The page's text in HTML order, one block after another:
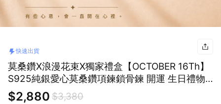
快速出貨
莫桑鑽X浪漫花束X獨家禮盒【OCTOBER 16Th】
S925純銀愛心莫桑鑽項鍊鎖骨鍊 開運 生日禮物
閨蜜禮物 情人節禮物 交換禮物 客製化禮物
$2,880 $3,380